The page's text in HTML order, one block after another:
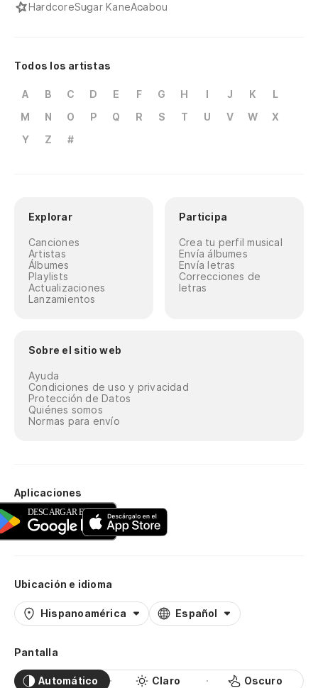
HardcoreSugar KaneAcabou
Todos los artistas
A B C D E F G H I J K
L
M
N O P Q R S T U V W
X
Y
Z #
Explorar
Canciones
Artistas
Álbumes
Playlists
Actualizaciones
Lanzamientos
Participa
Crea tu perfil musical
Envía álbumes
Envía letras
Correcciones de
letras
Sobre el sitio web
Ayuda
Condiciones de uso y privacidad
Protección de Datos
Quiénes somos
Normas para envío
Aplicaciones
Ubicación e idioma
Hispanoamérica Español
Pantalla
Automático Claro Oscuro